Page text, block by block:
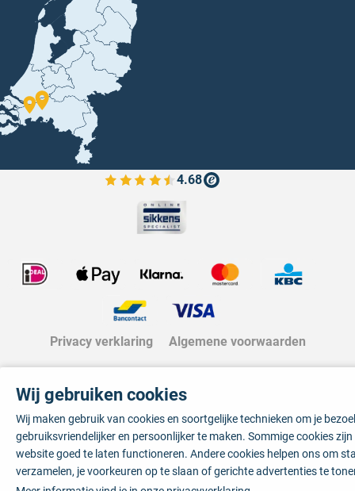
4.68
Bekijk de verfplaza beoordelingen
Privacy verklaring Algemene voorwaarden
Wij gebruiken cookies
Wij maken gebruik van cookies en soortgelijke technieken om je
gebruiksvriendelijker en persoonlijker te maken. Sommige cookies
website goed te laten functioneren. Andere cookies helpen ons om
verzamelen, je voorkeuren op te slaan of gerichte advertenties te